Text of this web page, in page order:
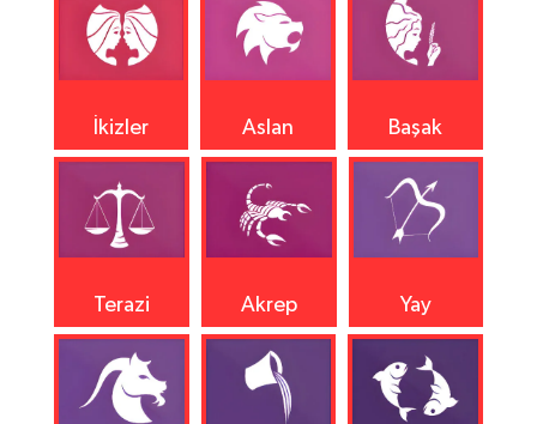
İkizler Aslan Başak
Terazi Akrep Yay